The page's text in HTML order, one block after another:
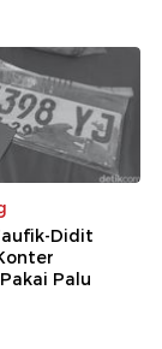
Didit
Palu